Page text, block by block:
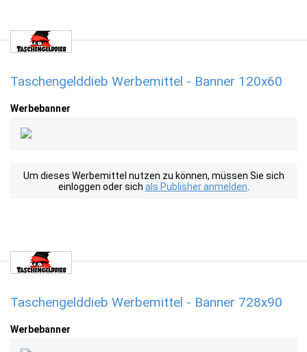
Taschengelddieb Werbemittel - Banner 120x60
Werbebanner
Um dieses Werbemittel nutzen zu können, müssen Sie sich
einloggen oder sich als Publisher anmelden
Taschengelddieb Werbemittel - Banner 728x90
Werbebanner